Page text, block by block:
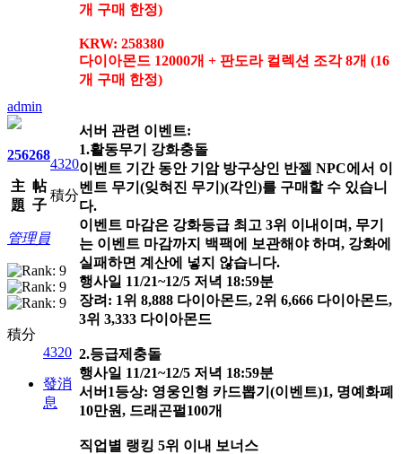
admin
256
主
題
268
帖
子
4320
積分
管理員
積分
4320
發消
息
개 구매 한정)
KRW: 258380
다이아몬드 12000개 + 판도라 컬렉션 조각 8개 (16
개 구매 한정)
서버 관련 이벤트:
1.활동무기 강화충돌
이벤트 기간 동안 기암 방구상인 반젤 NPC에서 이
벤트 무기(잊혀진 무기)(각인)를 구매할 수 있습니
다.
이벤트 마감은 강화등급 최고 3위 이내이며, 무기
는 이벤트 마감까지 백팩에 보관해야 하며, 강화에
실패하면 계산에 넣지 않습니다.
행사일 11/21~12/5 저녁 18:59분
장려: 1위 8,888 다이아몬드, 2위 6,666 다이아몬드,
3위 3,333 다이아몬드
2.등급제충돌
행사일 11/21~12/5 저녁 18:59분
서버1등상: 영웅인형 카드뽑기(이벤트)1, 명예화폐
10만원, 드래곤펄100개
직업별 랭킹 5위 이내 보너스